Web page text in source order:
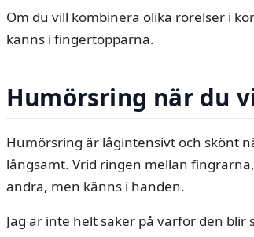
Om du vill kombinera olika rörelser i
känns i fingertopparna.
Humörsring när du
Humörsring är lågintensivt och skönt
långsamt. Vrid ringen mellan
andra, men känns i handen.
Jag är inte helt säker på varför den